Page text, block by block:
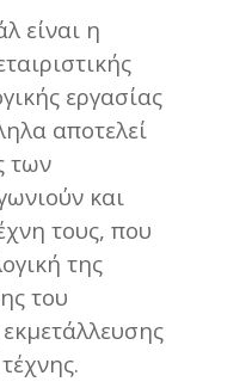
είναι η
εργασίας
αποτελεί
των
και
τους, που
της
του